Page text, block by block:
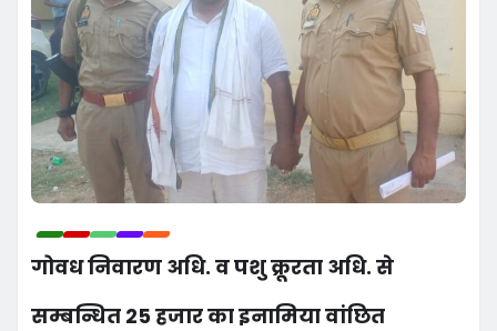
गोवध निवारण अधि. व पशु क्रूरता अधि. से
सम्बन्धित 25 हजार का इनामिया वांछित